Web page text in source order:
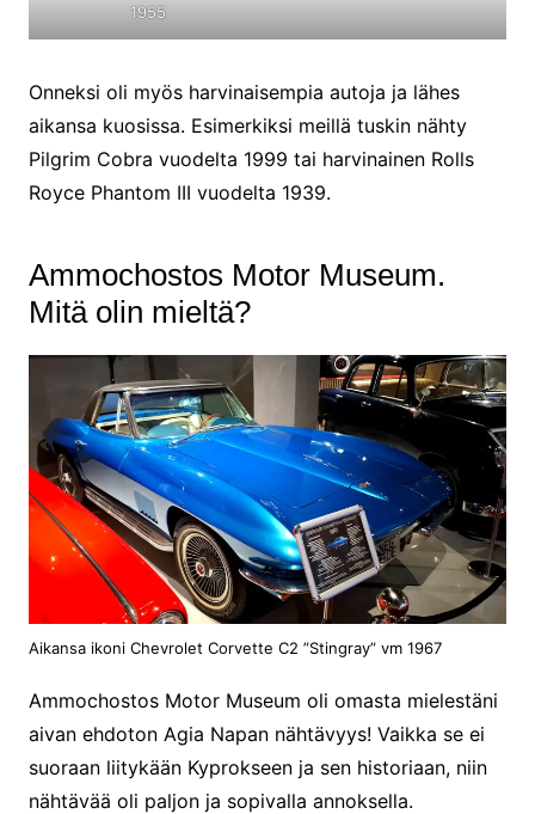
1955
Onneksi oli myös harvinaisempia autoja ja lähes
aikansa kuosissa. Esimerkiksi meillä tuskin nähty
Pilgrim Cobra vuodelta 1999 tai harvinainen Rolls
Royce Phantom III vuodelta 1939.
Ammochostos Motor Museum.
Mitä olin mieltä?
Aikansa ikoni Chevrolet Corvette C2 ”Stingray” vm 1967
Ammochostos Motor Museum oli omasta mielestäni
aivan ehdoton Agia Napan nähtävyys! Vaikka se ei
suoraan liitykään Kyprokseen ja sen historiaan, niin
nähtävää oli paljon ja sopivalla annoksella.